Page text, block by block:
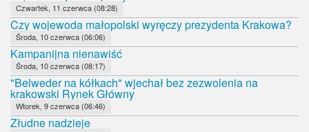
Czwartek, 11 czerwca (08:28)
Czy wojewoda małopolski wyręczy prezydenta Krakowa?
Środa, 10 czerwca (06:06)
Kampanijna nienawiść
Środa, 10 czerwca (08:17)
"Belweder na kółkach" wjechał bez zezwolenia na
krakowski Rynek Główny
Wtorek, 9 czerwca (06:46)
Złudne nadzieje